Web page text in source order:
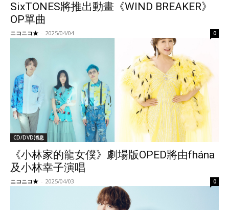
SixTONES將推出動畫《WIND BREAKER》
OP單曲
ニコニコ★ - 2025/04/04 0
CD/DVD消息
《小林家的龍女僕》劇場版OPED將由fhána
及小林幸子演唱
ニコニコ★ - 2025/04/03 0